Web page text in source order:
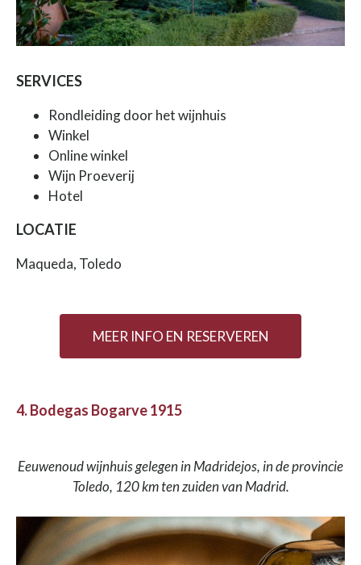
SERVICES
Rondleiding door het wijnhuis
Winkel
Online winkel
Wijn Proeverij
Hotel
LOCATIE
Maqueda, Toledo
MEER INFO EN RESERVEREN
4. Bodegas Bogarve 1915
Eeuwenoud wijnhuis gelegen in Madridejos, in de provincie
Toledo, 120 km ten zuiden van Madrid.